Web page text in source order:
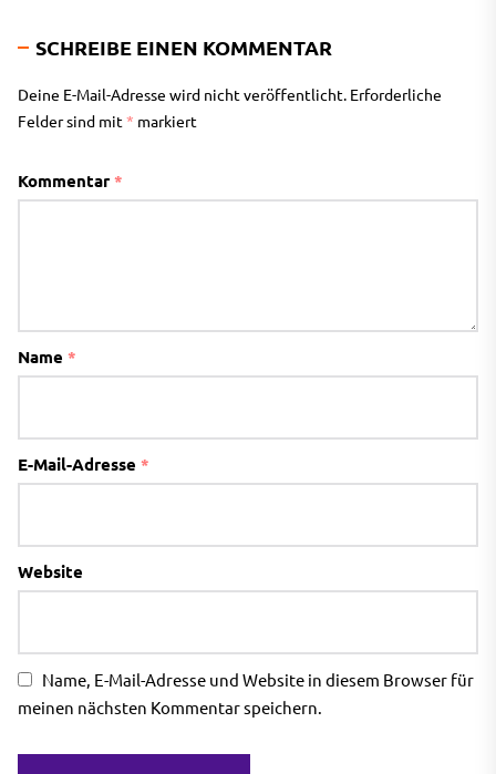
SCHREIBE EINEN KOMMENTAR
Deine E-Mail-Adresse wird nicht veröffentlicht. Erforderliche
Felder sind mit* markiert
Kommentar *
Name *
E-Mail-Adresse *
Website
Name, E-Mail-Adresse und Website in diesem Browser für
meinen nächsten Kommentar speichern.